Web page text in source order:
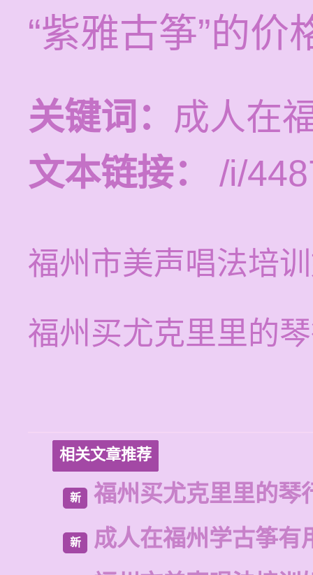
“紫雅古筝”的价
关键词： 成人在
文本链接：
/i/
福州市美声唱法培
福州买尤克里里的
相关文章推荐
新 福州买尤克里里的琴
新
成人在福州学古筝有